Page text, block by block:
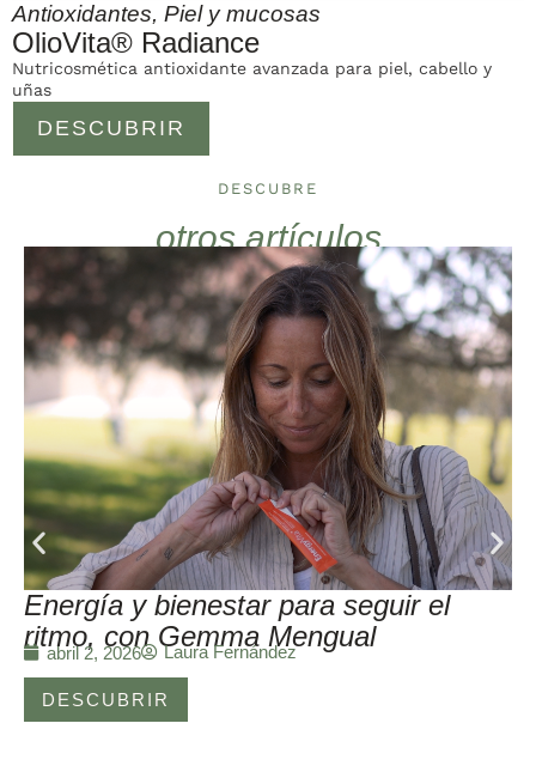
Antioxidantes, Piel y mucosas
OlioVita® Radiance
DESCUBRIR
Nutricosmética antioxidante avanzada para piel, cabello y
uñas
DESCUBRE
otros artículos
Energía y bienestar para seguir el
ritmo, con Gemma Mengual
abril 2, 2026 Laura Fernández
DESCUBRIR